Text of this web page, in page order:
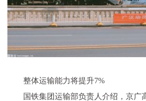
整体运输能力将提升7%
国铁集团运输部负责人介绍，京广